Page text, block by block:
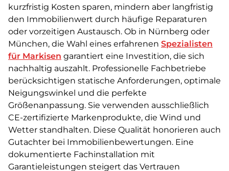
kurzfristig Kosten sparen, mindern aber langfristig
den Immobilienwert durch häufige Reparaturen
oder vorzeitigen Austausch. Ob in Nürnberg oder
München, die Wahl eines erfahrenen Spezialisten
für Markisen garantiert eine Investition, die sich
nachhaltig auszahlt. Professionelle Fachbetriebe
berücksichtigen statische Anforderungen, optimale
Neigungswinkel und die perfekte
Größenanpassung. Sie verwenden ausschließlich
CE-zertifizierte Markenprodukte, die Wind und
Wetter standhalten. Diese Qualität honorieren auch
Gutachter bei Immobilienbewertungen. Eine
dokumentierte Fachinstallation mit
Garantieleistungen steigert das Vertrauen